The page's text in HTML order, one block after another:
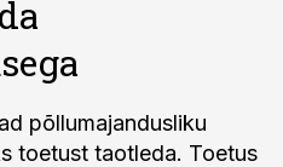
põllumajandusliku
toetust taotleda. Toetus